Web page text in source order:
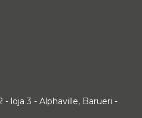
- loja 3 - Alphaville, Barueri -